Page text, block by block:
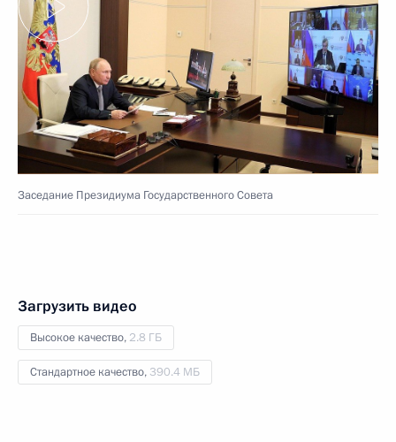
Заседание Президиума Государственного Совета
Загрузить видео
Высокое качество, 2.8 ГБ
Стандартное качество, 390.4 МБ